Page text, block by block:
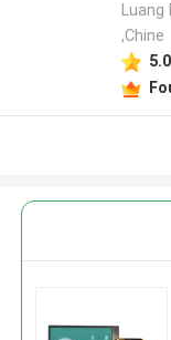
,Chine
5.0